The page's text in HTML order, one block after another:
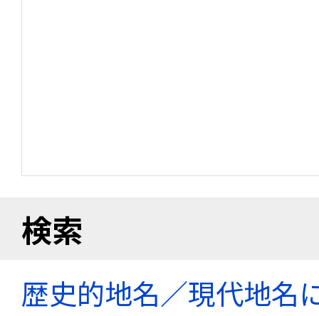
検索
歴史的地名／現代地名